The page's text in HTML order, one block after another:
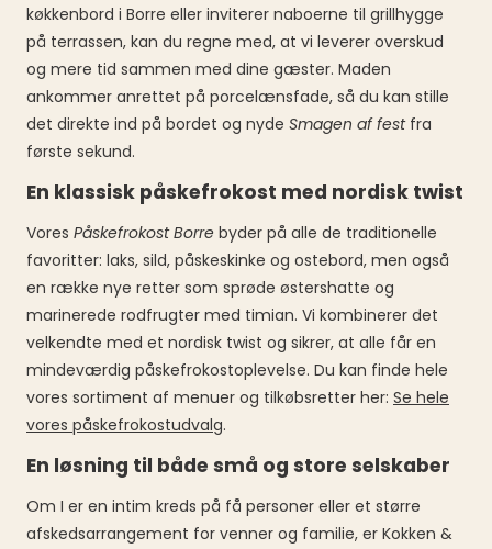
køkkenbord i Borre eller inviterer naboerne til grillhygge
på terrassen, kan du regne med, at vi leverer overskud
og mere tid sammen med dine gæster. Maden
ankommer anrettet på porcelænsfade, så du kan stille
det direkte ind på bordet og nyde Smagen af festfra
første sekund.
En klassisk påskefrokost med nordisk twist
Vores Påskefrokost Borre byder på alle de traditionelle
favoritter: laks, sild, påskeskinke og ostebord, men også
en række nye retter som sprøde østershatte og
marinerede rodfrugter med timian. Vi kombinerer det
velkendte med et nordisk twist og sikrer, at alle får en
mindeværdig påskefrokostoplevelse. Du kan finde hele
vores sortiment af menuer og tilkøbsretter her: Se hele
vores påskefrokostudvalg.
En løsning til både små og store selskaber
Om I er en intim kreds på få personer eller et større
afskedsarrangement for venner og familie, er Kokken &